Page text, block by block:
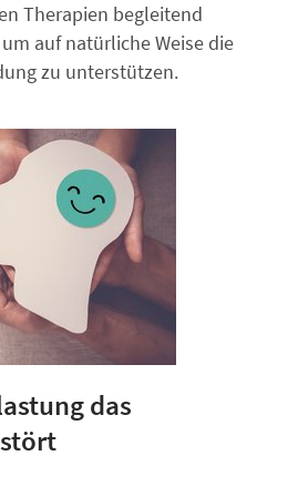
Therapien begleitend
auf natürliche Weise die
zu unterstützen.
das